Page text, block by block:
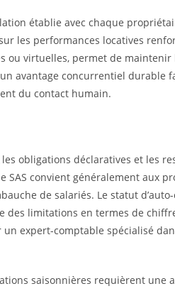
établie avec chaque
les performances locatives
ou virtuelles, permet de maintenir
avantage concurrentiel durable
du contact humain.
obligations déclaratives et les
SAS convient généralement aux
de salariés. Le statut
limitations en termes de
expert-comptable spécialisé
saisonnières requièrent une